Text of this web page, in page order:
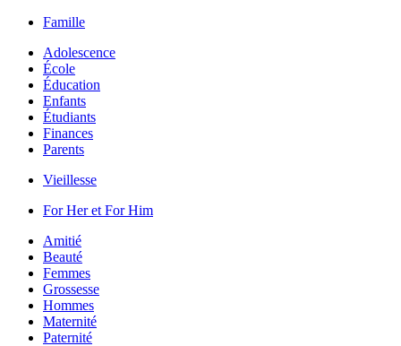
Famille
Adolescence
École
Éducation
Enfants
Étudiants
Finances
Parents
Vieillesse
For Her et For Him
Amitié
Beauté
Femmes
Grossesse
Hommes
Maternité
Paternité